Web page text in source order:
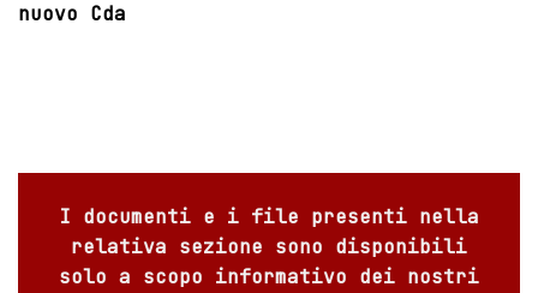
nuovo Cda
I documenti e i file presenti nella
relativa sezione sono disponibili
solo a scopo informativo dei nostri